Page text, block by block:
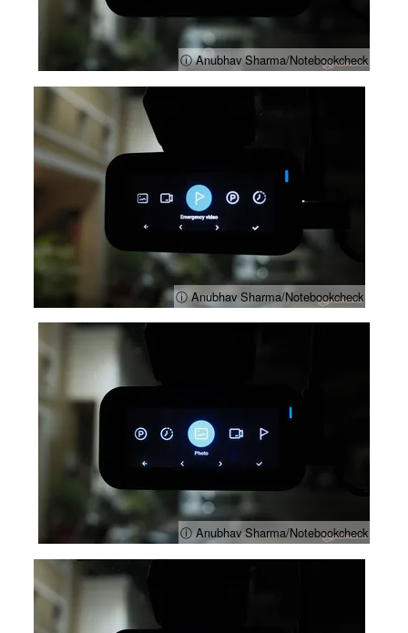
ⓘ Anubhav Sharma/Notebookcheck
ⓘ Anubhav Sharma/Notebookcheck
ⓘ Anubhav Sharma/Notebookcheck